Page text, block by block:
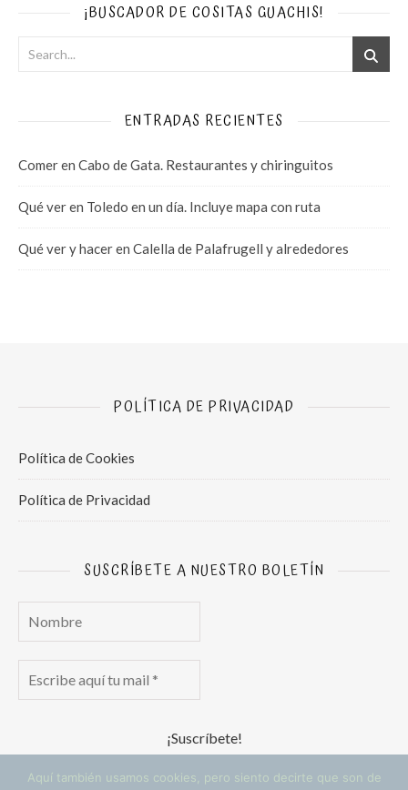
¡BUSCADOR DE COSITAS GUACHIS!
ENTRADAS RECIENTES
Comer en Cabo de Gata. Restaurantes y chiringuitos
Qué ver en Toledo en un día. Incluye mapa con ruta
Qué ver y hacer en Calella de Palafrugell y alrededores
POLÍTICA DE PRIVACIDAD
Política de Cookies
Política de Privacidad
SUSCRÍBETE A NUESTRO BOLETÍN
Aquí también usamos cookies, pero siento decirte que son de